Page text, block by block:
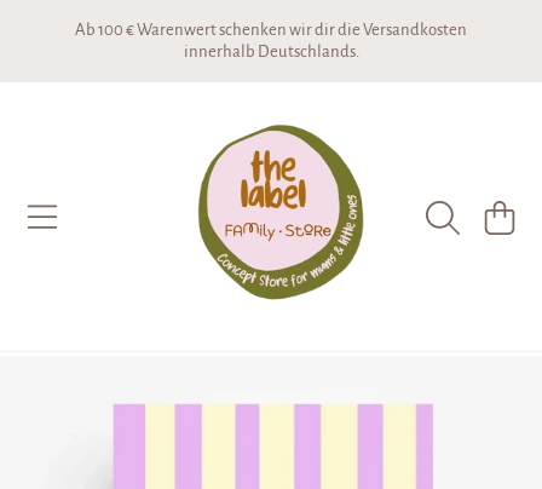
DIREKT ZUM INHALT
Ab 100 € Warenwert schenken wir dir die Versandkosten
innerhalb Deutschlands.
DIREKT ZU DEN PRODUKTINFORMATIONEN